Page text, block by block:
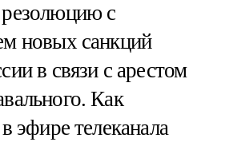
с
новых санкций
в связи с арестом
Как
эфире телеканала